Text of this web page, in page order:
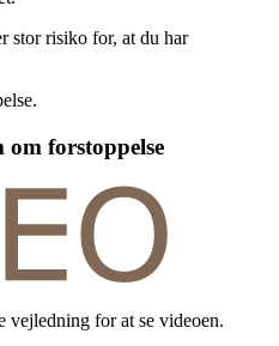
stor risiko for, at du har
forstoppelse
vejledning for at se videoen.